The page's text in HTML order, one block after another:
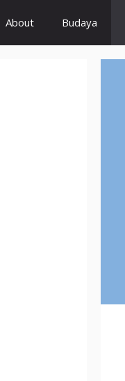
About Budaya